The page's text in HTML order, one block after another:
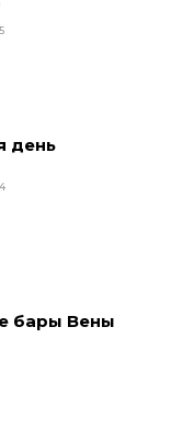
день
бары Вены